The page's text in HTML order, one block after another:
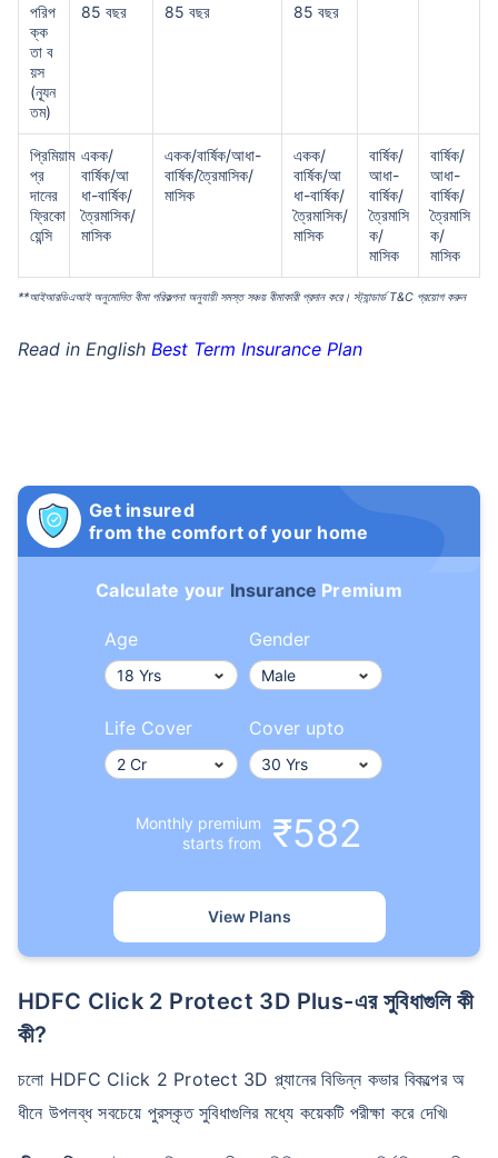
পরিপ
ক্ক
তা ব
য়স
(ন্যূন
তম)
85 বছর 85 বছর 85 বছর
প্রিমিয়াম
প্র
দানের
ফ্রিকো
য়েন্সি
একক/
বার্ষিক/আ
ধা-বার্ষিক/
ত্রৈমাসিক/
মাসিক
একক/বার্ষিক/আধা-
বার্ষিক/ত্রৈমাসিক/
মাসিক
একক/
বার্ষিক/আ
ধা-বার্ষিক/
ত্রৈমাসিক/
মাসিক
বার্ষিক/
আধা-
বার্ষিক/
ত্রৈমাসি
ক/
মাসিক
বার্ষিক/
আধা-
বার্ষিক/
ত্রৈমাসি
ক/
মাসিক
**আইআরডিএআই অনুমোদিত বীমা পরিকল্পনা অনুযায়ী সমস্ত সঞ্চয় বীমাকারী প্রদান করে। স্ট্যান্ডার্ড T&C প্রয়োগ করুন
Read in English Best Term Insurance Plan
Get insured
from the comfort of your home
Calculate your Insurance Premium
Age Gender
Life Cover Cover upto
Monthly premium
starts from
₹582
View Plans
HDFC Click 2 Protect 3D Plus-এর সুবিধাগুলি কী
কী?
চলো HDFC Click 2 Protect 3D প্ল্যানের বিভিন্ন কভার বিকল্পের অ
ধীনে উপলব্ধ সবচেয়ে পুরস্কৃত সুবিধাগুলির মধ্যে কয়েকটি পরীক্ষা করে দেখি৷
বয়স কীভাবে টার্ম ইন্স্যুরেন্স
৪৪ বছর